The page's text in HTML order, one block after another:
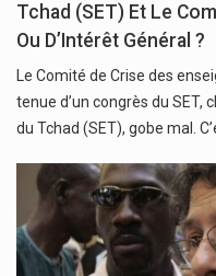
Tchad (SET) Et Le
Ou D’Intérêt Général ?
Le Comité de Crise des
tenue d’un congrès du SET,
du Tchad (SET), gobe mal.